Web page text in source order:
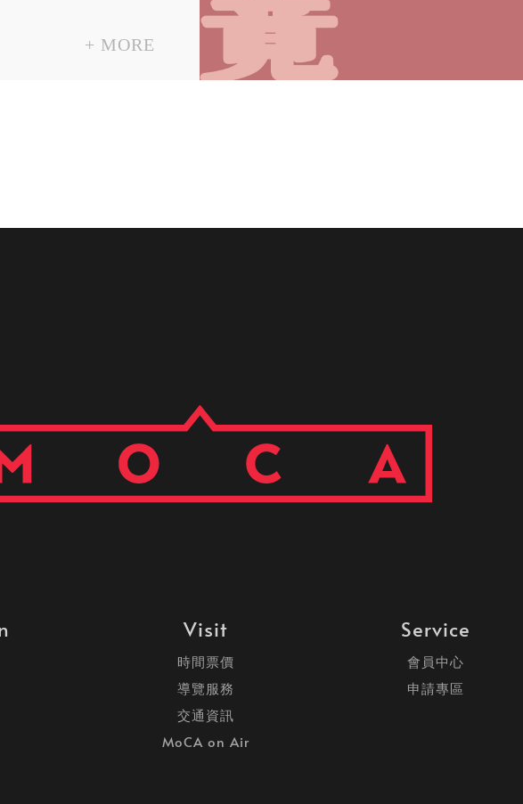
+ MORE
Visit
時間票價
導覽服務
交通資訊
MoCA on Air
Service
會員中心
申請專區